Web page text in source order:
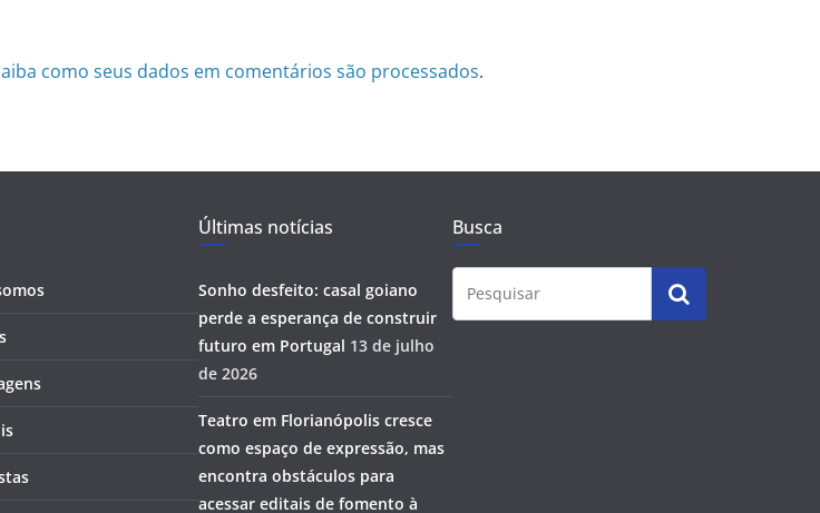
como seus dados em comentários são processados.
Últimas notícias
Sonho desfeito: casal goiano
perde a esperança de construir
futuro em Portugal 13 de julho
de 2026
Teatro em Florianópolis cresce
como espaço de expressão, mas
encontra obstáculos para
acessar editais de fomento à
Busca